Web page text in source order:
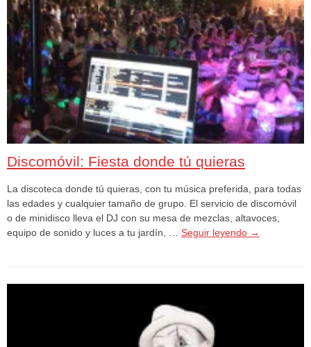
Discomóvil: Fiesta donde tú quieras
La discoteca donde tú quieras, con tu música preferida, para todas
las edades y cualquier tamaño de grupo. El servicio de discomóvil
o de minidisco lleva el DJ con su mesa de mezclas, altavoces,
equipo de sonido y luces a tu jardín, … Seguir leyendo →